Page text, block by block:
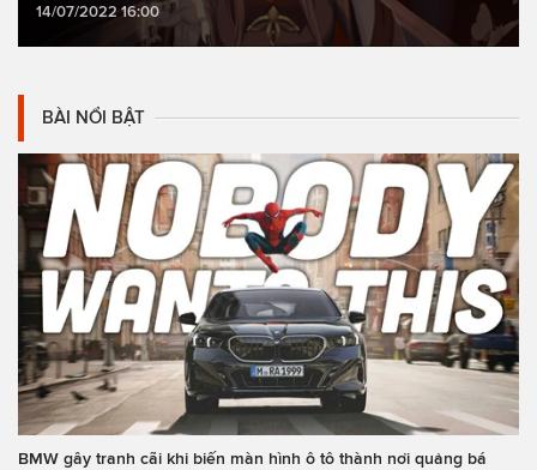
14/07/2022 16:00
BÀI NỔI BẬT
BMW gây tranh cãi khi biến màn hình ô tô thành nơi quảng bá